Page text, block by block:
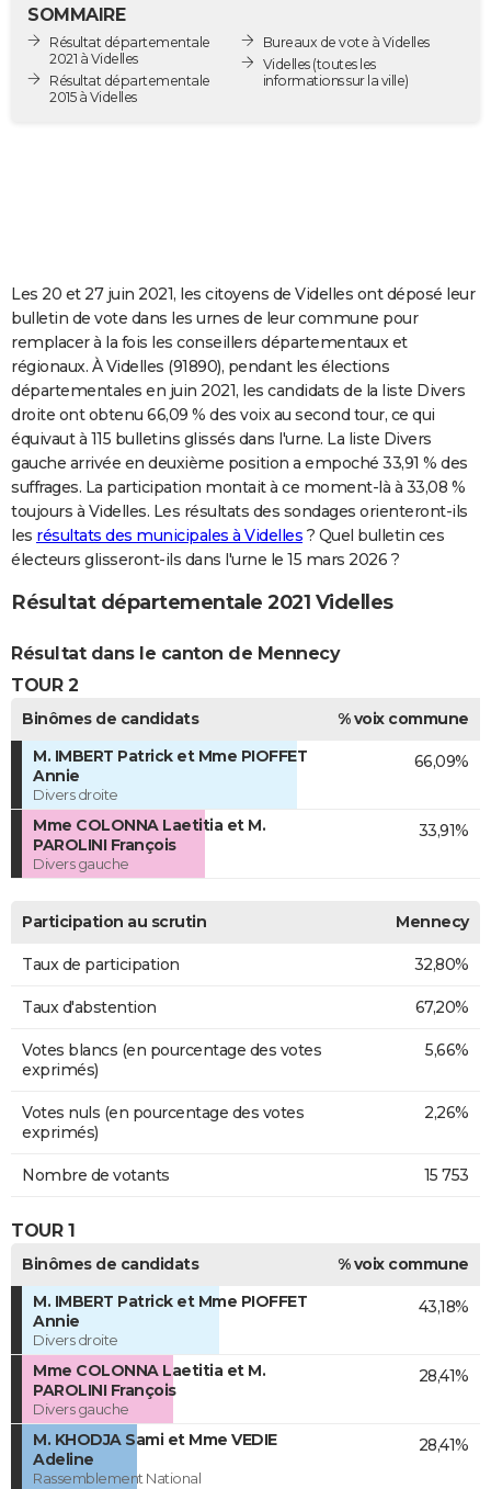
Destinations
City break
Voyage nature
Voyage de noces
Forum
Climat
GUIDES D'ACHAT
COPAINS D'AVANT
S'inscrire
Se connecter
Lycées
Collèges
Primaires
Universités
Entreprises
Service militaire
Avis de recherche
AVIS DE DÉCÈS
FORUM
Bricolage
Lifestyle
Culture
Sport
Auto
Television
Voyage
Cinema
SOMMAIRE
Résultat départementale
2021 à Videlles
Résultat départementale
2015 à Videlles
Bureaux de vote à Videlles
Videlles(toutes les
informations sur la ville)
Les 20 et 27 juin 2021, les citoyens de Videlles ont déposé leur
bulletin de vote dans les urnes de leur commune pour
remplacer à la fois les conseillers départementaux et
régionaux. À Videlles (91890), pendant les élections
départementales en juin 2021, les candidats de la liste Divers
droite ont obtenu 66,09 % des voix au second tour, ce qui
équivaut à 115 bulletins glissés dans l'urne. La liste Divers
gauche arrivée en deuxième position a empoché 33,91 % des
suffrages. La participation montait à ce moment-là à 33,08 %
toujours à Videlles. Les résultats des sondages orienteront-ils
les résultats des municipales à Videlles ? Quel bulletin ces
électeurs glisseront-ils dans l'urne le 15 mars 2026 ?
Résultat départementale 2021 Videlles
Résultat dans le canton de Mennecy
TOUR 2
Binômes de candidats
% voix commune
M. IMBERT Patrick et Mme PIOFFET
Annie
Divers droite
66,09%
Mme COLONNA Laetitia et M.
PAROLINI François
Divers gauche
33,91%
Participation au scrutin Mennecy
Taux de participation 32,80%
Taux d'abstention 67,20%
Votes blancs (en pourcentage des votes
exprimés)
5,66%
Votes nuls (en pourcentage des votes
exprimés)
2,26%
Nombre de votants 15 753
TOUR 1
Binômes de candidats
% voix commune
M. IMBERT Patrick et Mme PIOFFET
Annie
Divers droite
43,18%
Mme COLONNA Laetitia et M.
PAROLINI François
Divers gauche
28,41%
M. KHODJA Sami et Mme VEDIE
Adeline
Rassemblement National
28,41%